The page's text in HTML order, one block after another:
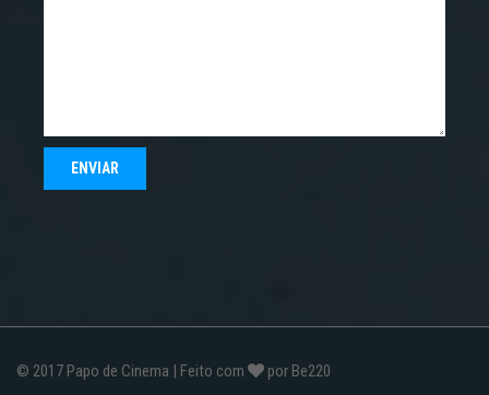
© 2017 Papo de Cinema | Feito com por Be220